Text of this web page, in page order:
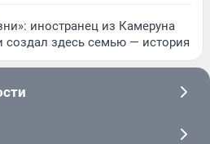
иностранец из Камеруна
создал здесь семью — история